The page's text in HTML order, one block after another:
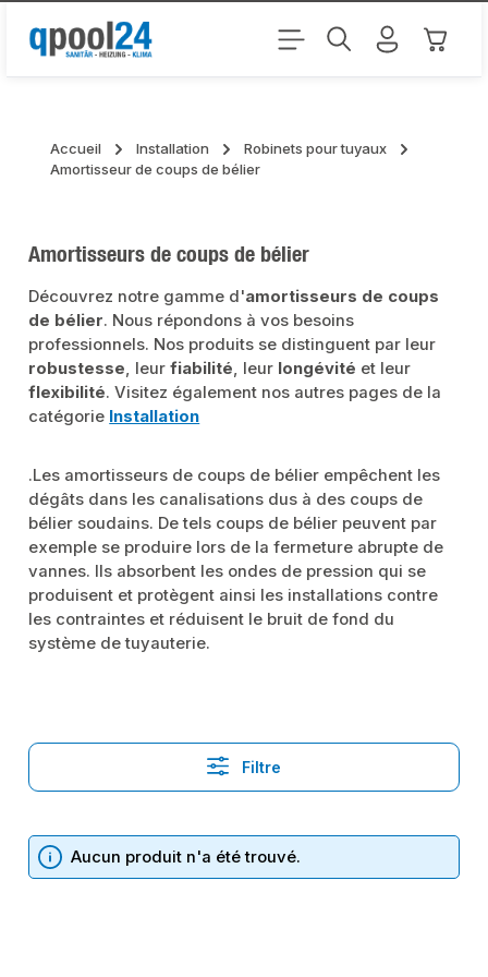
Passer au contenu principal Le
Accueil Installation
Robinets pour tuyaux
Amortisseur de coups de bélier
Amortisseurs de coups de bélier
Découvrez notre gamme d'amortisseurs de coups
de bélier. Nous répondons à vos besoins
professionnels. Nos produits se distinguent par leur
robustesse, leurfiabilité, leur longévité et leur
flexibilité. Visitez également nos autres pages de la
catégorie Installation
.Les amortisseurs de coups de bélier empêchent les
dégâts dans les canalisations dus à des coups de
bélier soudains. De tels coups de bélier peuvent par
exemple se produire lors de la fermeture abrupte de
vannes. Ils absorbent les ondes de pression qui se
produisent et protègent ainsi les installations contre
les contraintes et réduisent le bruit de fond du
système de tuyauterie.
Filtre
Aucun produit n'a été trouvé.